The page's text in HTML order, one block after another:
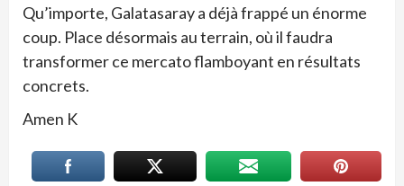
Qu’importe, Galatasaray a déjà frappé un énorme
coup. Place désormais au terrain, où il faudra
transformer ce mercato flamboyant en résultats
concrets.
Amen K